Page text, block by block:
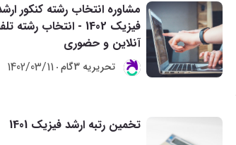
مشاوره انتخاب رشته کنکور
فیزیک 1402 - انتخاب رشته
آنلاین و حضوری
تحريريه 3گام 1402/03/11
تخمین رتبه ارشد فیزیک 1401